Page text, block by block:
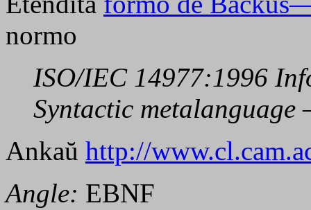
normo
ISO/IEC 14977:1996
Syntactic metalanguage
Ankaŭ http://
Angle: EBNF